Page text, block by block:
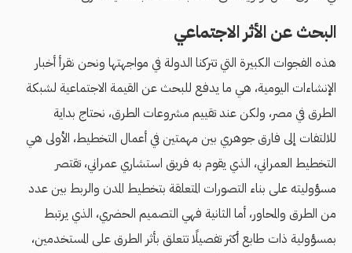
البحث عن الأثر الاجتماعي
هذه الفجوات الكبيرة التي تتركنا الدولة في مواجهتها ونحن نقرأ أخبار
الإنشاءات اليومية، هي ما يدفع للبحث عن القيمة الاجتماعية لشبكة
الطرق في مصر، ولكن عند تقييم مشروعات الطرق، نحتاج بداية
للالتفات إلى فارق جوهري بين مهمتين في أعمال التخطيط، الأولى هي
التخطيط العمراني، الذي يقوم به فريق استشاري عمراني، تقتصر
مسؤوليته على بناء التصورات المتعلقة بتخطيط المدن والربط بين عدد
من الطرق والمحاور، أما الثانية فهي التصميم الحضري، الذي يرتبط
بمسؤولية ذات طابع أكثر تفصيلًا تتعلق بأثر الطرق على المستخدمين،